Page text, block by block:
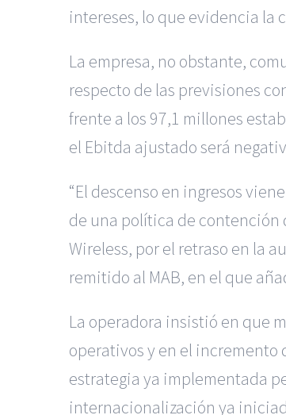
intereses, lo que evidencia la
La empresa, no obstante,
respecto de las previsiones
frente a los 97,1 millones
el Ebitda ajustado será
“El descenso en ingresos
de una política de contención
Wireless, por el retraso en la
remitido al MAB, en el que
La operadora insistió en que
operativos y en el incremento
estrategia ya implementada
internacionalización ya